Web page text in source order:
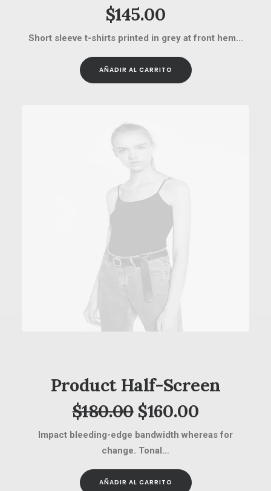
$145.00
Short sleeve t-shirts printed in grey at front hem…
AÑADIR AL CARRITO
Product Half-Screen
$180.00 El
precio
original
era:
$160.00El
precio
Impact bleeding-edge bandwidth whereas for
change. Tonal…
AÑADIR AL CARRITO